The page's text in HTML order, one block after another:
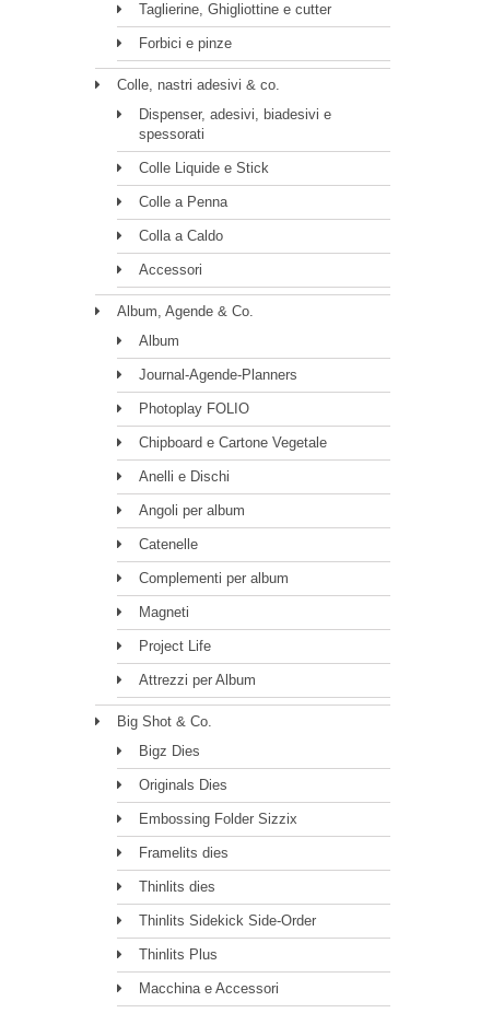
Taglierine, Ghigliottine e cutter
Forbici e pinze
Colle, nastri adesivi & co.
Dispenser, adesivi, biadesivi e
spessorati
Colle Liquide e Stick
Colle a Penna
Colla a Caldo
Accessori
Album, Agende & Co.
Album
Journal-Agende-Planners
Photoplay FOLIO
Chipboard e Cartone Vegetale
Anelli e Dischi
Angoli per album
Catenelle
Complementi per album
Magneti
Project Life
Attrezzi per Album
Big Shot & Co.
Bigz Dies
Originals Dies
Embossing Folder Sizzix
Framelits dies
Thinlits dies
Thinlits Sidekick Side-Order
Thinlits Plus
Macchina e Accessori